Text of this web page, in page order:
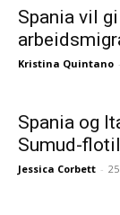
Spania vil
Kristina Quintano -
Spania og
Sumud-
Jessica Corbett -